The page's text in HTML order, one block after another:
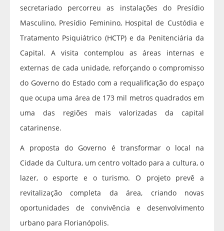
secretariado percorreu as instalações do Presídio
Masculino, Presídio Feminino, Hospital de Custódia e
Tratamento Psiquiátrico (HCTP) e da Penitenciária da
Capital. A visita contemplou as áreas internas e
externas de cada unidade, reforçando o compromisso
do Governo do Estado com a requalificação do espaço
que ocupa uma área de 173 mil metros quadrados em
uma das regiões mais valorizadas da capital
catarinense.
A proposta do Governo é transformar o local na
Cidade da Cultura, um centro voltado para a cultura, o
lazer, o esporte e o turismo. O projeto prevê a
revitalização completa da área, criando novas
oportunidades de convivência e desenvolvimento
urbano para Florianópolis.